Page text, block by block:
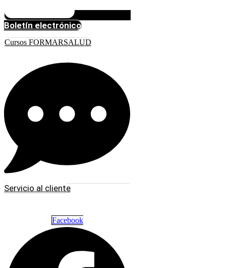
Boletín electrónico
Cursos FORMARSALUD
Servicio al cliente
Facebook